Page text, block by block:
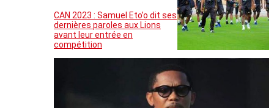
CAN 2023 : Samuel Eto’o dit ses
dernières paroles aux Lions
avant leur entrée en
compétition